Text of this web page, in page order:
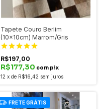
Tapete Couro Berlim
(10x10cm) Marrom/Gris
R$197,00
R$177,30 com pix
12 x de R$16,42 sem juros
FRETE GRÁTIS